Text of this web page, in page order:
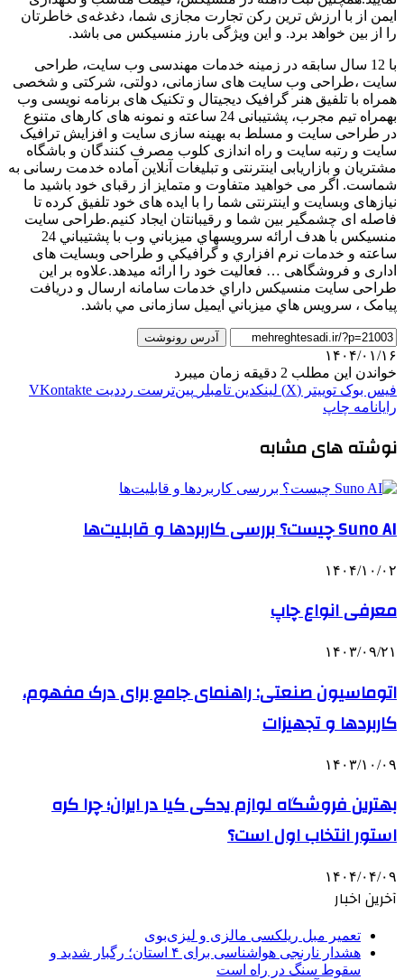
ایمن از با ارزش‌ ترین رکن تجارت مجازی شما، دغدغه‌ی خاطرتان
را از بین خواهد برد. و این ویژگی بارز منسیکس می باشد.
با 12 سال سابقه در زمینه خدمات مهندسی وب سایت، طراحی
سایت ،طراحی وب سایت های سازمانی، دولتی، شرکتی و شخصی
همراه با تلفیق هنر گرافیک دیجیتال و تکنیک های برنامه نویسی وب
بهمراه تیم مجرب، پشتیبانی 24 ساعته و نمونه های کارهای متنوع
در طراحی سایت و مسلط به بهینه سازی سایت و افزایش ترافیک
سایت و رتبه سایت و راه اندازی کلوب مصرف کنندگان و باشگاه
مشتریان و بازاریابی اینترنتی و تبلیغات آنلاین آماده خدمت رسانی به
شماست. اگر می خواهید متفاوت و متمایز از رقبای خود باشید ما
نیازهای وبسایت و اینترنتی شما را با ایده های خود تلفیق کرده تا
فاصله ای چشمگیر بین شما و رقیبانتان ایجاد کنیم.طراحی سایت
منسیکس با هدف ارائه سرويسهاي ميزباني وب با پشتيباني 24
ساعته و خدمات نرم افزاري و گرافيكي و طراحی وبسایت های
اداری و فروشگاهی … فعاليت خود را ارائه میدهد.علاوه بر اين
طراحی سایت منسیکس داراي خدمات سامانه ارسال و دریافت
پیامک ، سرويس هاي ميزباني ايميل سازمانی مي باشد.
آدرس رونوشت
۱۴۰۴/۰۱/۱۶
خواندن این مطلب 2 دقیقه زمان میبرد
فیس بوک توییتر (X) لینکدین ‫تامبلر ‫پین‌ترست ‫رددیت ‫VKontakte
رایانامه چاپ
نوشته های مشابه
Suno AI چیست؟ بررسی کاربردها و قابلیت‌ها
۱۴۰۴/۱۰/۰۲
معرفی انواع چاپ
۱۴۰۳/۰۹/۲۱
اتوماسیون صنعتی: راهنمای جامع برای درک مفهوم،
کاربردها و تجهیزات
۱۴۰۳/۱۰/۰۹
بهترین فروشگاه لوازم یدکی کیا در ایران؛ چرا کره
استور انتخاب اول است؟
۱۴۰۴/۰۴/۰۹
آخرین اخبار
تعمیر مبل ریلکسی مالزی و لیزی‌بوی
هشدار نارنجی هواشناسی برای ۴ استان؛ رگبار شدید و
سقوط سنگ در راه است